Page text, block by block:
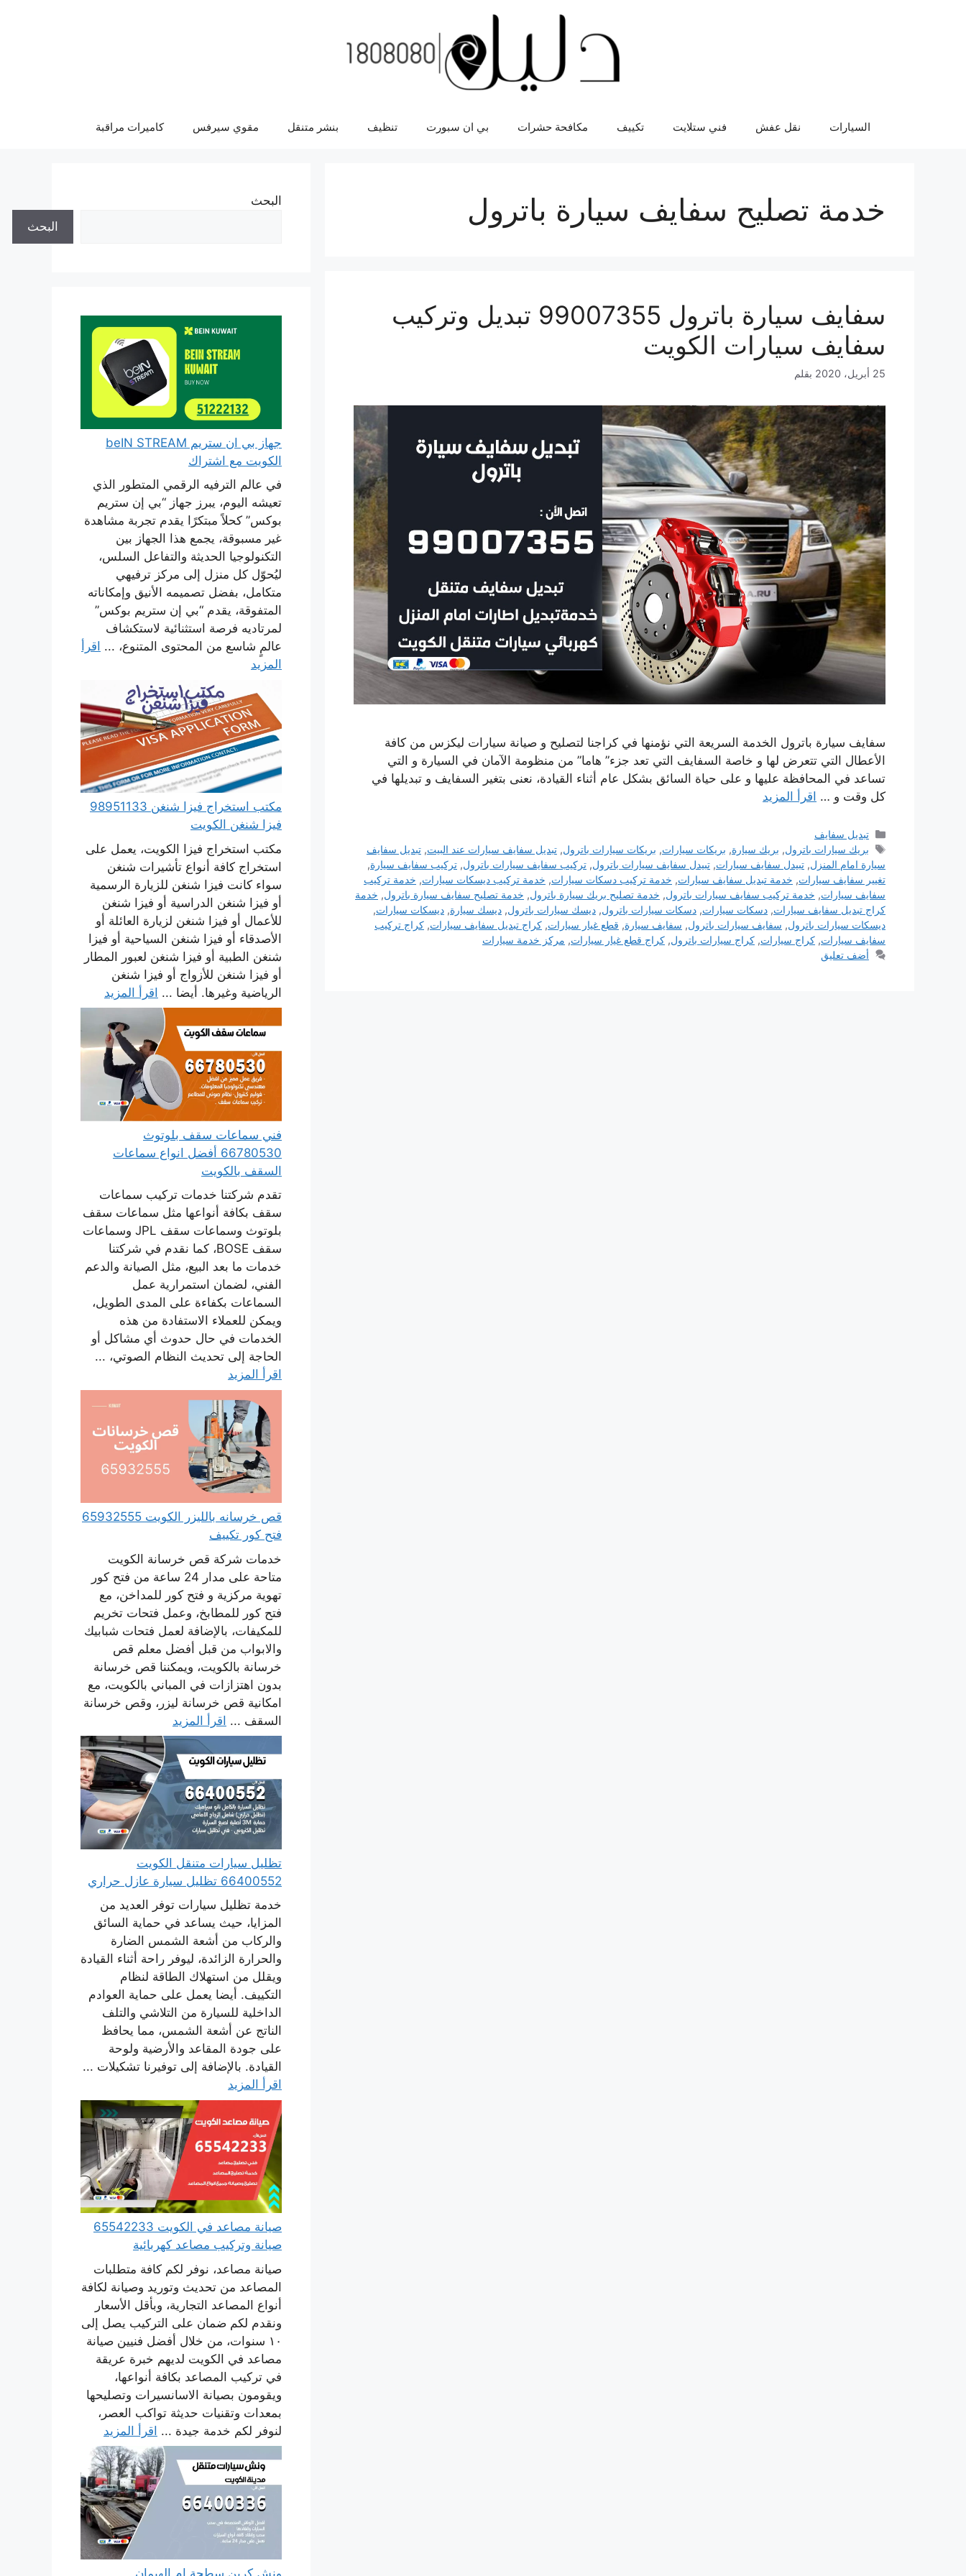
السيارات نقل عفش فني ستلايت تكييف مكافحة حشرات بي ان سبورت تنظيف بنشر متنقل مقوي سيرفس كاميرات مراقبة
خدمة تصليح سفايف سيارة باترول
سفايف سيارة باترول 99007355 تبديل وتركيب
سفايف سيارات الكويت
25 أبريل، 2020 بقلم
سفايف سيارة باترول الخدمة السريعة التي نؤمنها في كراجنا لتصليح و صيانة سيارات ليكزس من كافة
الأعطال التي تتعرض لها و خاصة السفايف التي تعد جزء” هاما” من منظومة الآمان في السيارة و التي
تساعد في المحافظة عليها و على حياة السائق بشكل عام أثناء القيادة، نعنى بتغير السفايف و تبديلها في
كل وقت و … اقرأ المزيد
التصنيفات
تبديل سفايف
الوسوم
بريك سيارات باترول, بريك سيارة, بريكات سيارات, بريكات سيارات باترول,تبديل سفايف سيارات عند البيت,تبديل سفايف
سيارة امام المنزل, تبيدل سفايف سيارات, تبيدل سفايف سيارات باترول, تركيب سفايف سيارات باترول, تركيب سفايف سيارة,
تغيير سفايف سيارات, خدمة تبديل سفايف سيارات, خدمة تركيب دسكات سيارات, خدمة تركيب ديسكات سيارات, خدمة تركيب
سفايف سيارات, خدمة تركيب سفايف سيارات باترول, خدمة تصليح بريك سيارة باترول, خدمة تصليح سفايف سيارة باترول, خدمة
كراج تبديل سفايف سيارات, دسكات سيارات, دسكات سيارات باترول, ديسك سيارات باترول, ديسك سيارة, ديسكات سيارات,
ديسكات سيارات باترول, سفايف سيارات باترول, سفايف سيارة, قطع غيار سيارات, كراج تبديل سفايف سيارات, كراج تركيب
سفايف سيارات, كراج سيارات, كراج سيارات باترول, كراج قطع غيار سيارات, مركز خدمة سيارات
أضف تعليق
البحث
البحث
جهاز بي ان ستريم beIN STREAM
الكويت مع اشتراك
في عالم الترفيه الرقمي المتطور الذي
تعيشه اليوم، يبرز جهاز “بي إن ستريم
بوكس” كحلاً مبتكرًا يقدم تجربة مشاهدة
غير مسبوقة، يجمع هذا الجهاز بين
التكنولوجيا الحديثة والتفاعل السلس،
ليُحوّل كل منزل إلى مركز ترفيهي
متكامل، بفضل تصميمه الأنيق وإمكاناته
المتفوقة، يقدم “بي إن ستريم بوكس”
لمرتاديه فرصة استثنائية لاستكشاف
عالمٍ شاسع من المحتوى المتنوع، ... اقرأ
المزيد
مكتب استخراج فيزا شنغن 98951133
فيزا شنغن الكويت
مكتب استخراج فيزا الكويت، يعمل على
استخراج كافة أنواع تأشيرات شنغن
سواء كانت فيزا شنغن للزيارة الرسمية
أو فيزا شنغن الدراسية أو فيزا شنغن
للأعمال أو فيزا شنغن لزيارة العائلة أو
الأصدقاء أو فيزا شنغن السياحية أو فيزا
شنغن الطبية أو فيزا شنغن لعبور المطار
أو فيزا شنغن للأزواج أو فيزا شنغن
الرياضية وغيرها. أيضا ... اقرأ المزيد
فني سماعات سقف بلوتوث
66780530 أفضل انواع سماعات
السقف بالكويت
تقدم شركتنا خدمات تركيب سماعات
سقف بكافة أنواعها مثل سماعات سقف
بلوتوث وسماعات سقف JPL وسماعات
سقف BOSE، كما نقدم في شركتنا
خدمات ما بعد البيع، مثل الصيانة والدعم
الفني، لضمان استمرارية عمل
السماعات بكفاءة على المدى الطويل،
ويمكن للعملاء الاستفادة من هذه
الخدمات في حال حدوث أي مشاكل أو
الحاجة إلى تحديث النظام الصوتي، ...
اقرأ المزيد
قص خرسانه بالليزر الكويت 65932555
فتح كور تكييف
خدمات شركة قص خرسانة الكويت
متاحة على مدار 24 ساعة من فتح كور
تهوية مركزية و فتح كور للمداخن، مع
فتح كور للمطابخ، وعمل فتحات تخريم
للمكيفات، بالإضافة لعمل فتحات شبابيك
والابواب من قبل أفضل معلم قص
خرسانة بالكويت، ويمكننا قص خرسانة
بدون اهتزازات في المباني بالكويت، مع
امكانية قص خرسانة ليزر، وقص خرسانة
السقف ... اقرأ المزيد
تظليل سيارات متنقل الكويت
66400552 تظليل سيارة عازل حراري
خدمة تظليل سيارات توفر العديد من
المزايا، حيث يساعد في حماية السائق
والركاب من أشعة الشمس الضارة
والحرارة الزائدة، ليوفر راحة أثناء القيادة
ويقلل من استهلاك الطاقة لنظام
التكييف. أيضا يعمل على حماية العوادم
الداخلية للسيارة من التلاشي والتلف
الناتج عن أشعة الشمس، مما يحافظ
على جودة المقاعد والأرضية ولوحة
القيادة. بالإضافة إلى توفيرنا تشكيلات ...
اقرأ المزيد
صيانة مصاعد في الكويت 65542233
صيانة وتركيب مصاعد كهربائية
صيانة مصاعد، نوفر لكم كافة متطلبات
المصاعد من تحديث وتوريد وصيانة لكافة
أنواع المصاعد التجارية، وبأقل الأسعار
ونقدم لكم ضمان على التركيب يصل إلى
١٠ سنوات، من خلال أفضل فنيين صيانة
مصاعد في الكويت لديهم خبرة عريقة
في تركيب المصاعد بكافة أنواعها،
ويقومون بصيانة الاسانسيرات وتصليحها
بمعدات وتقنيات حديثة تواكب العصر،
لنوفر لكم خدمة جيدة ... اقرأ المزيد
ونش كرين سطحة ام الهيمان